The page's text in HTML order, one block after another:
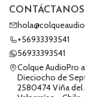
CONTÁCTANOS
+56933393541
56933393541
Colque AudioPro
Dieciocho de
2580474 Viña del